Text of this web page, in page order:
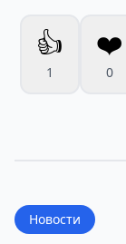
👍
1
❤️
0
Новости